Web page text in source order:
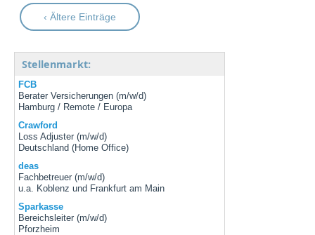
‹ Ältere Einträge
Stellenmarkt:
FCB
Berater Versicherungen (m/w/d)
Hamburg / Remote / Europa
Crawford
Loss Adjuster (m/w/d)
Deutschland (Home Office)
deas
Fachbetreuer (m/w/d)
u.a. Koblenz und Frankfurt am Main
Sparkasse
Bereichsleiter (m/w/d)
Pforzheim